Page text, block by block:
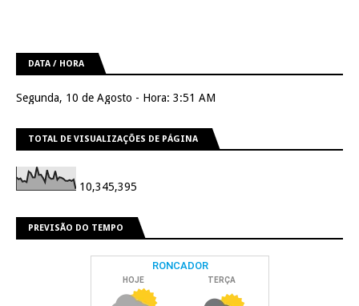
DATA / HORA
Segunda, 10 de Agosto - Hora: 3:51 AM
TOTAL DE VISUALIZAÇÕES DE PÁGINA
10,345,395
PREVISÃO DO TEMPO